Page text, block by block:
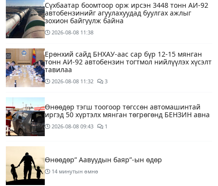
Сүхбаатар боомтоор орж ирсэн 3448 тонн АИ-92
автобензинийг агуулахуудад буулгах ажлыг
зохион байгуулж байна
2026-08-08 11:38
Ерөнхий сайд БНХАУ-аас сар бүр 12-15 мянган
тонн АИ-92 автобензин тогтмол нийлүүлэх хүсэлт
тавилаа
2026-08-08 11:32 3
Өнөөдөр тэгш тоогоор төгссөн автомашинтай
иргэд 50 хүртэлх мянган төгрөгөнд БЕНЗИН авна
2026-08-08 09:43 1
Өнөөдөр” Аавуудын баяр”-ын өдөр
14 минутын өмнө